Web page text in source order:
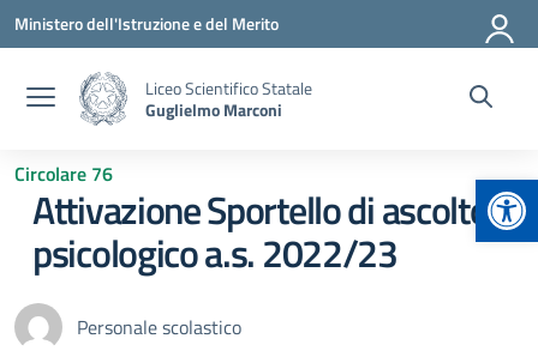
Vai ai contenuti
Vai al menu di navigazione
Vai al footer
Ministero dell'Istruzione e del Merito
Liceo Scientifico Statale
Guglielmo Marconi
Circolare 76
Attivazione Sportello di ascolto
psicologico a.s. 2022/23
Personale scolastico